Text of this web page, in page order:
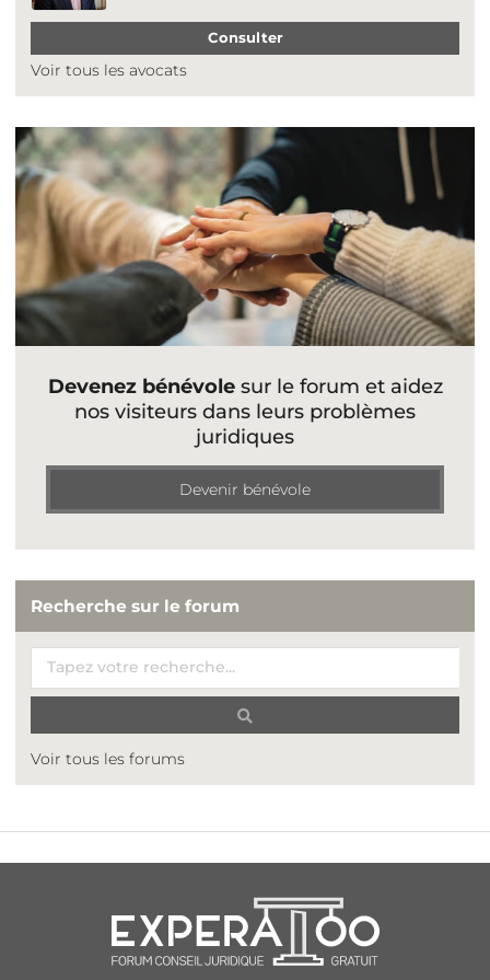
Consulter
Voir tous les avocats
Devenez bénévolesur le forum et aidez
nos visiteurs dans leurs problèmes
juridiques
Devenir bénévole
Recherche sur le forum
Voir tous les forums